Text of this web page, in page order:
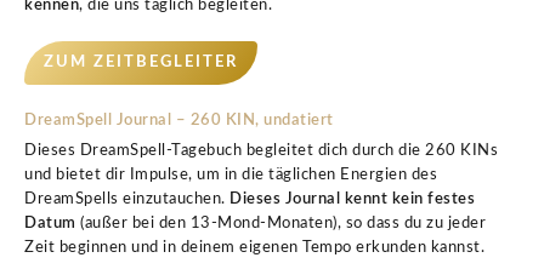
kennen, die uns täglich begleiten.
ZUM ZEITBEGLEITER
DreamSpell Journal – 260 KIN, undatiert
Dieses DreamSpell-Tagebuch begleitet dich durch die 260 KINs
und bietet dir Impulse, um in die täglichen Energien des
DreamSpells einzutauchen. Dieses Journal kennt kein festes
Datum (außer bei den 13-Mond-Monaten), so dass du zu jeder
Zeit beginnen und in deinem eigenen Tempo erkunden kannst.